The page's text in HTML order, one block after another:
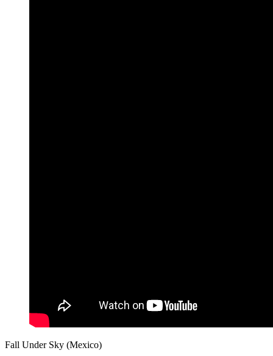
Fall Under Sky (Mexico)